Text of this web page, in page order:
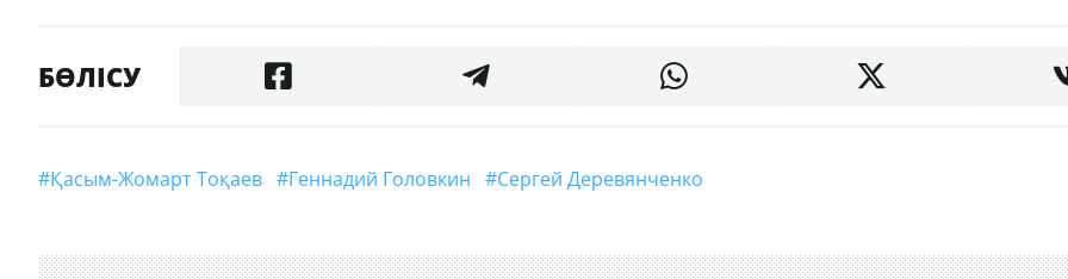
БӨЛІСУ
#Қасым-Жомарт Тоқаев #Геннадий Головкин #Сергей Деревянченко